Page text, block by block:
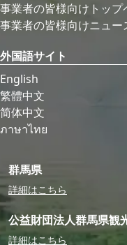
事業者の皆様向けトップ
事業者の皆様向けニュー
外国語サイト
English
繁體中文
简体中文
ภาษาไทย
群馬県
詳細はこちら
公益財団法人群馬県観
詳細はこちら